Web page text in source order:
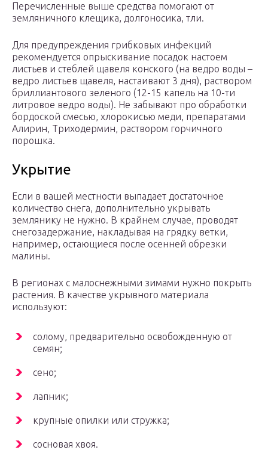
Перечисленные выше средства помогают от
земляничного клещика, долгоносика, тли.
Для предупреждения грибковых инфекций
рекомендуется опрыскивание посадок настоем
листьев и стеблей щавеля конского (на ведро воды –
ведро листьев щавеля, настаивают 3 дня), раствором
бриллиантового зеленого (12-15 капель на 10-ти
литровое ведро воды). Не забывают про обработки
бордоской смесью, хлорокисью меди, препаратами
Алирин, Триходермин, раствором горчичного
порошка.
Укрытие
Если в вашей местности выпадает достаточное
количество снега, дополнительно укрывать
землянику не нужно. В крайнем случае, проводят
снегозадержание, накладывая на грядку ветки,
например, остающиеся после осенней обрезки
малины.
В регионах с малоснежными зимами нужно покрыть
растения. В качестве укрывного материала
используют:
солому, предварительно освобожденную от
семян;
сено;
лапник;
крупные опилки или стружка;
сосновая хвоя.